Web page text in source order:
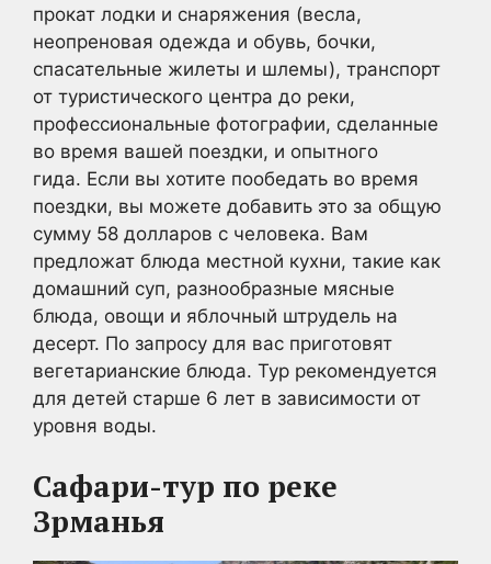
прокат лодки и снаряжения (весла,
неопреновая одежда и обувь, бочки,
спасательные жилеты и шлемы), транспорт
от туристического центра до реки,
профессиональные фотографии, сделанные
во время вашей поездки, и опытного
гида. Если вы хотите пообедать во время
поездки, вы можете добавить это за общую
сумму 58 долларов с человека. Вам
предложат блюда местной кухни, такие как
домашний суп, разнообразные мясные
блюда, овощи и яблочный штрудель на
десерт. По запросу для вас приготовят
вегетарианские блюда. Тур рекомендуется
для детей старше 6 лет в зависимости от
уровня воды.
Сафари-тур по реке
Зрманья